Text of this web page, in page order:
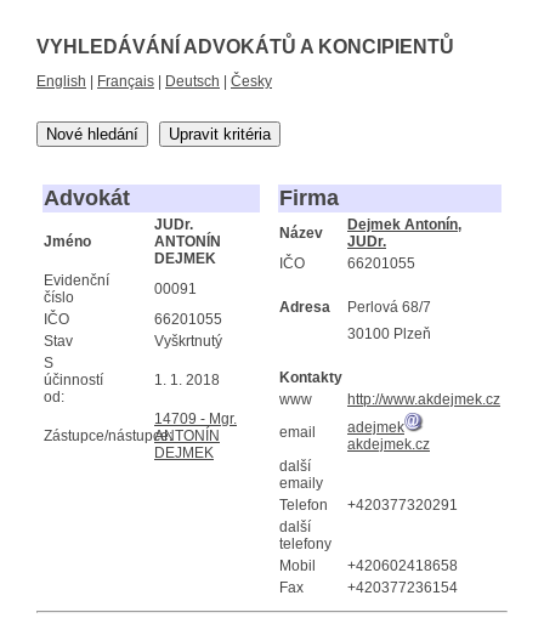
VYHLEDÁVÁNÍ ADVOKÁTŮ A KONCIPIENTŮ
English Français Deutsch Česky
Nové hledání Upravit kritéria
Advokát
Jméno
JUDr.
ANTONÍN
DEJMEK
Evidenční
číslo
00091
IČO
66201055
Stav
Vyškrtnutý
S
účinností
od:
1. 1. 2018
Zástupce/nástupce:
14709 - Mgr.
ANTONÍN
DEJMEK
Firma
Název
Dejmek Antonín,
JUDr.
IČO
66201055
Adresa
Perlová 68/7
30100 Plzeň
Kontakty
www
http://www.akdejmek.cz
email
adejmek
akdejmek.cz
další
emaily
Telefon
+420377320291
další
telefony
Mobil
+420602418658
Fax
+420377236154